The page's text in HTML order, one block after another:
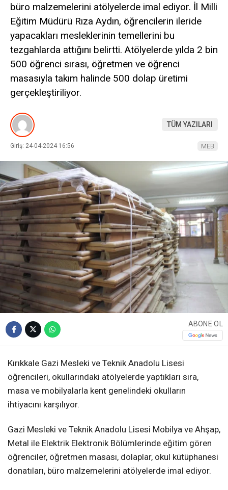
büro malzemelerini atölyelerde imal ediyor. İl Milli
Eğitim Müdürü Rıza Aydın, öğrencilerin ileride
yapacakları mesleklerinin temellerini bu
tezgahlarda attığını belirtti. Atölyelerde yılda 2 bin
500 öğrenci sırası, öğretmen ve öğrenci
masasıyla takım halinde 500 dolap üretimi
gerçekleştiriliyor.
TÜM YAZILARI
Giriş: 24-04-2024 16:56 MEB
ABONE OL
Kırıkkale Gazi Mesleki ve Teknik Anadolu Lisesi
öğrencileri, okullarındaki atölyelerde yaptıkları sıra,
masa ve mobilyalarla kent genelindeki okulların
ihtiyacını karşılıyor.
Gazi Mesleki ve Teknik Anadolu Lisesi Mobilya ve Ahşap,
Metal ile Elektrik Elektronik Bölümlerinde eğitim gören
öğrenciler, öğretmen masası, dolaplar, okul kütüphanesi
donatıları, büro malzemelerini atölyelerde imal ediyor.